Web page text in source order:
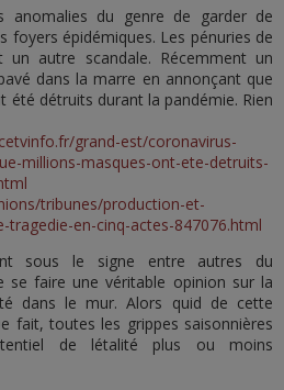
anomalies du genre de garder de
foyers épidémiques. Les pénuries de
autre scandale. Récemment un
dans la marre en annonçant que
été détruits durant la pandémie. Rien
grand-est/coronavirus-
millions-masques-ont-ete-detruits-
tribunes/production-et-
tragedie-en-cinq-actes-847076.html
sous le signe entre autres du
se faire une véritable opinion sur la
dans le mur. Alors quid de cette
fait, toutes les grippes saisonnières
de létalité plus ou moins